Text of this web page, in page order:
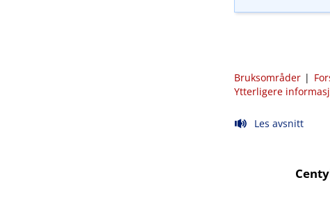
Bruksområder |
Ytterligere
Les avsnitt